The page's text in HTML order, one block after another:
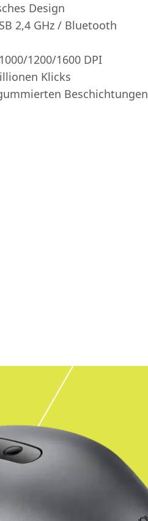
Design
2,4 GHz / Bluetooth
1200/1600 DPI
Klicks
Beschichtungen